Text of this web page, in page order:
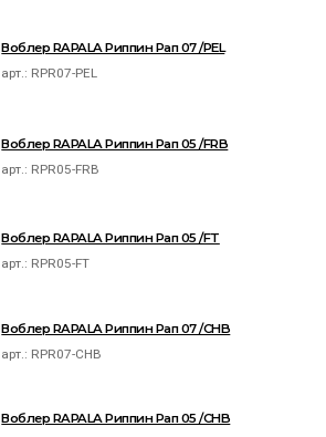
Воблер RAPALA Риппин Рап 07 /PEL
арт.: RPR07-PEL
Воблер RAPALA Риппин Рап 05 /FRB
арт.: RPR05-FRB
Воблер RAPALA Риппин Рап 05 /FT
арт.: RPR05-FT
Воблер RAPALA Риппин Рап 07 /CHB
арт.: RPR07-CHB
Воблер RAPALA Риппин Рап 05 /CHB